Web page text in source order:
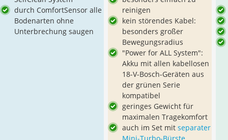
durch ComfortSensor alle
Bodenarten ohne
Unterbrechung saugen
reinigen
kein störendes Kabel:
besonders großer
Bewegungsradius
"Power for ALL System":
Akku mit allen kabellosen
18-V-Bosch-Geräten aus
der grünen Serie
kompatibel
geringes Gewicht für
maximalen Tragekomfort
auch im Set mit separater